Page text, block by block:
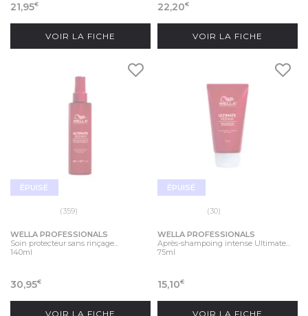
21,95€
VOIR LA FICHE
22,20€
VOIR LA FICHE
ÉPUISÉ
(359)
WELLA PROFESSIONALS
Soin protecteur sans rinçage...
140ml
30,95€
VOIR LA FICHE
ÉPUISÉ
(30)
WELLA PROFESSIONALS
Après-shampoing intense Ultimate...
75ml
15,10€
VOIR LA FICHE